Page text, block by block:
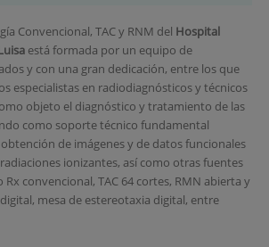
Convencional, TAC y RNM del Hospital
está formada por un equipo de
y con una gran dedicación, entre los que
especialistas en radiodiagnósticos y técnicos
objeto el diagnóstico y tratamiento de las
como soporte técnico fundamental
de imágenes y de datos funcionales
ionizantes, así como otras fuentes
convencional, TAC 64 cortes, RMN abierta y
mesa de estereotaxia digital, entre